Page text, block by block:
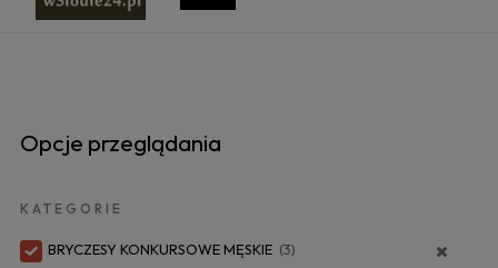
Opcje przeglądania
KATEGORIE
BRYCZESY KONKURSOWE MĘSKIE (3)